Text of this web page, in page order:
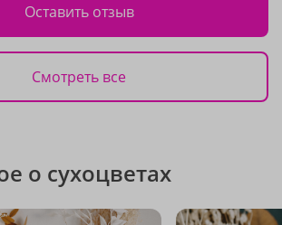
Оставить отзыв
Смотреть все
о сухоцветах